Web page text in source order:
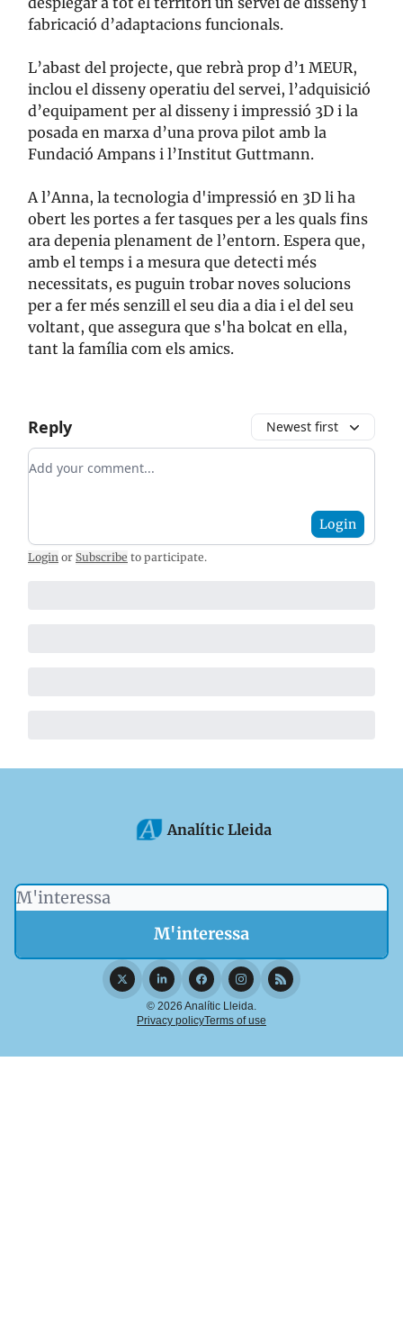
fabricació d’adaptacions funcionals.
L’abast del projecte, que rebrà prop d’1 MEUR,
inclou el disseny operatiu del servei, l’adquisició
d’equipament per al disseny i impressió 3D i la
posada en marxa d’una prova pilot amb la
Fundació Ampans i l’Institut Guttmann.
A l’Anna, la tecnologia d'impressió en 3D li ha
obert les portes a fer tasques per a les quals fins
ara depenia plenament de l’entorn. Espera que,
amb el temps i a mesura que detecti més
necessitats, es puguin trobar noves solucions
per a fer més senzill el seu dia a dia i el del seu
voltant, que assegura que s'ha bolcat en ella,
tant la família com els amics.
Reply Newest first
Add your comment
Login
Login or Subscribe to participate.
Analític Lleida
© 2026 Analític Lleida.
Privacy policyTerms of use